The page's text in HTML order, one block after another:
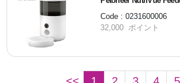
Code : 0231600006
32,000 ポイント